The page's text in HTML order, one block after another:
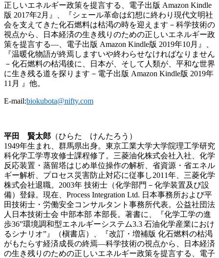
正しいエネルギー政策を提言する、電子出版 Amazon Kindle
版 2017年2月』、『シェール革命は幻想に終わり現代文明社
会を支えてきた化石燃料は枯渇の時を迎えます－科学技術の
視点から、日本経済の生き残りのための正しいエネルギー政
策を提言する―、電子出版 Amazon Kindle版 2019年10月』、
『温暖化物語が終焉しますいや終わらせなければなりません
－化石燃料の枯渇後に、日本が、そして人類が、平和な世界
に生き残る道を探ります－電子出版 Amazon Kindle版 2019年
11月 』他。
E-mail:biokubota@nifty.com
平田 賢太郎 （ひらた けんたろう）
1949年生まれ、群馬県出身。東京工業大学大学院理工学研究
科化学工学専攻修士課程修了。三菱油化株式会社入社、化学
反応装置・蒸留塔はじめ単位操作の解析、省資源・省エネル
ギー解析、プロセス災害防止対応に従事し2011年、三菱化学
株式会社退職。2003年 技術士（化学部門－化学装置及び設
備）登録。現在、Process Integration Ltd. 日本事務所および平
田技術士・労働安全コンサルタント事務所代表。公益社団法
人日本技術士会 中部本部 本部長。著書に、『化学工学の進
歩36”環境調和型エネルギーシステム3.3 石油化学産業におけ
るシナリオ”』（槇書店）、『改訂・増補版 化石燃料の枯渇
がもたらす経済成長の終焉—科学技術の視点から、日本経済
の生き残りのための正しいエネルギー政策を提言する、電子